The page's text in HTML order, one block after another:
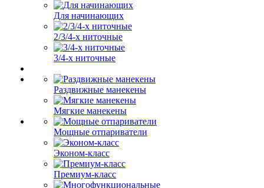
Для начинающих
2/3/4-х ниточные
3/4-х ниточные
Раздвижные манекены
Мягкие манекены
Мощные отпариватели
Эконом-класс
Премиум-класс